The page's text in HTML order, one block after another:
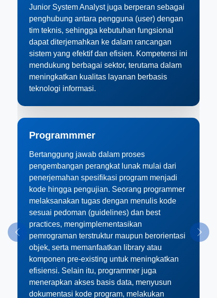
Junior System Analyst juga berperan sebagai
penghubung antara pengguna (user) dengan
tim teknis, sehingga kebutuhan fungsional
dapat diterjemahkan ke dalam rancangan
sistem yang efektif dan efisien. Kompetensi ini
mendukung berbagai sektor, terutama dalam
meningkatkan kualitas layanan berbasis
teknologi informasi.
Programmmer
Bertanggung jawab dalam proses
pengembangan perangkat lunak mulai dari
penerjemahan spesifikasi program menjadi
kode hingga pengujian. Seorang programmer
melaksanakan tugas dengan menulis kode
sesuai pedoman (guidelines) dan best
practices, mengimplementasikan
pemrograman terstruktur maupun berorientasi
objek, serta memanfaatkan library atau
komponen pre-existing untuk meningkatkan
efisiensi. Selain itu, programmer juga
menerapkan akses basis data, menyusun
dokumentasi kode program, melakukan
Previous Next